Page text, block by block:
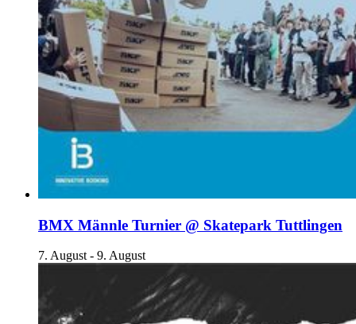
BMX Männle Turnier @ Skatepark Tuttlingen
7. August - 9. August